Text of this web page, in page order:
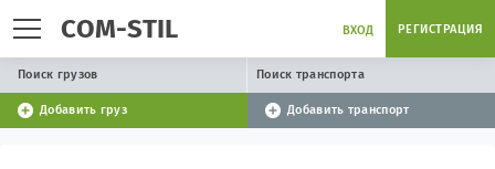
COM-STIL ВХОД РЕГИСТРАЦИЯ
Поиск грузов Поиск транспорта
Добавить груз Добавить транспорт